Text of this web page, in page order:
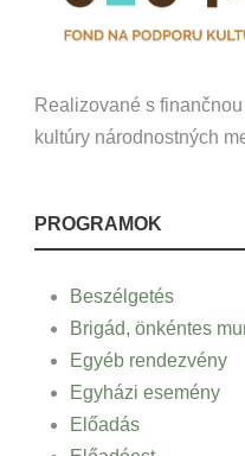
Realizované s
kultúry národnostných
PROGRAMOK
Beszélgetés
Brigád, önkéntes
Egyéb rendezvény
Egyházi esemény
Előadás